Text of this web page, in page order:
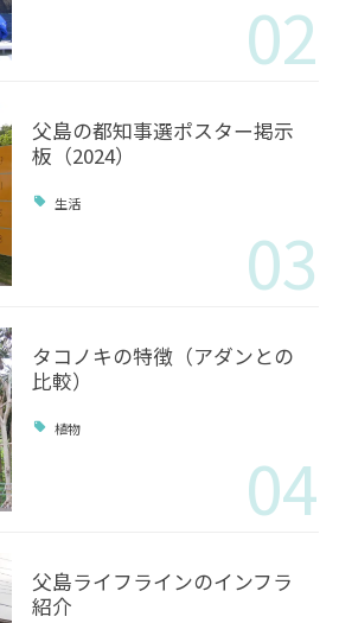
02
父島の都知事選ポスター掲示
板（2024）
生活
03
タコノキの特徴（アダンとの
比較）
植物
04
父島ライフラインのインフラ
紹介